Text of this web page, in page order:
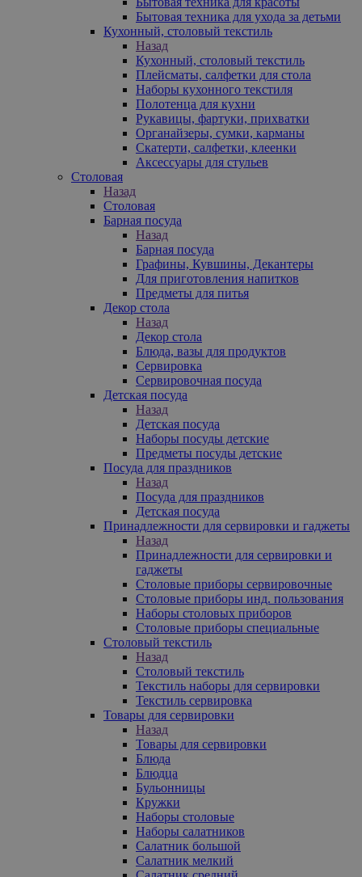
Бытовая техника для ухода за детьми
Кухонный, столовый текстиль
Назад
Кухонный, столовый текстиль
Плейсматы, салфетки для стола
Наборы кухонного текстиля
Полотенца для кухни
Рукавицы, фартуки, прихватки
Органайзеры, сумки, карманы
Скатерти, салфетки, клеенки
Аксессуары для стульев
Столовая
Назад
Столовая
Барная посуда
Назад
Барная посуда
Графины, Кувшины, Декантеры
Для приготовления напитков
Предметы для питья
Декор стола
Назад
Декор стола
Блюда, вазы для продуктов
Сервировка
Сервировочная посуда
Детская посуда
Назад
Детская посуда
Наборы посуды детские
Предметы посуды детские
Посуда для праздников
Назад
Посуда для праздников
Детская посуда
Принадлежности для сервировки и гаджеты
Назад
Принадлежности для сервировки и
гаджеты
Столовые приборы сервировочные
Столовые приборы инд. пользования
Наборы столовых приборов
Столовые приборы специальные
Столовый текстиль
Назад
Столовый текстиль
Текстиль наборы для сервировки
Текстиль сервировка
Товары для сервировки
Назад
Товары для сервировки
Блюда
Блюдца
Бульонницы
Кружки
Наборы столовые
Наборы салатников
Салатник большой
Салатник мелкий